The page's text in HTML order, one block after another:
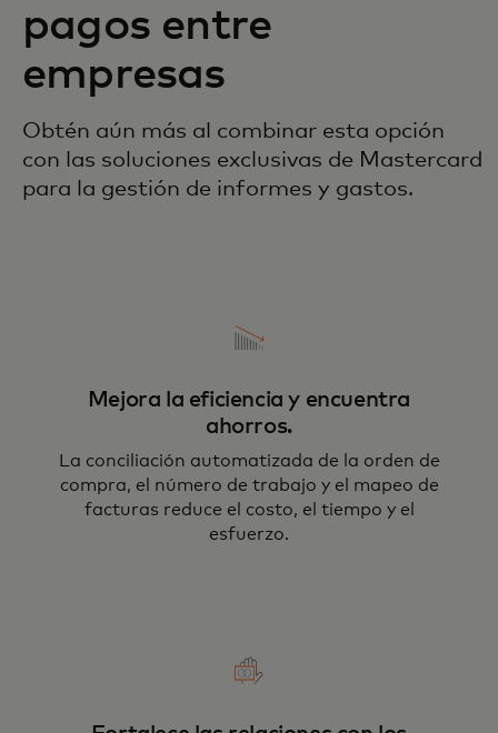
pagos entre
empresas
Obtén aún más al combinar esta opción
con las soluciones exclusivas de Mastercard
para la gestión de informes y gastos.
Mejora la eficiencia y encuentra
ahorros.
La conciliación automatizada de la orden de
compra, el número de trabajo y el mapeo de
facturas reduce el costo, el tiempo y el
esfuerzo.